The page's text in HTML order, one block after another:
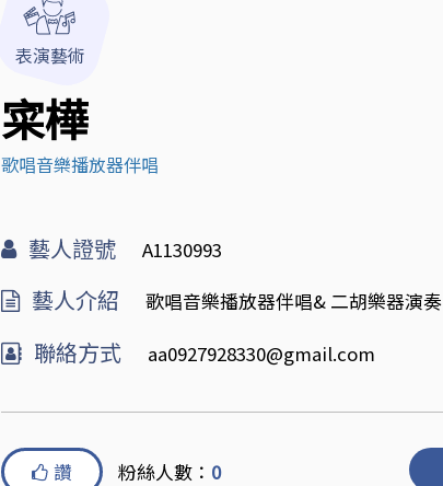
表演藝術
寀樺
歌唱音樂播放器伴唱
藝人證號 A1130993
藝人介紹 歌唱音樂播放器伴唱& 二胡樂器演奏
聯絡方式 aa0927928330@gmail.com
讚 粉絲人數： 0